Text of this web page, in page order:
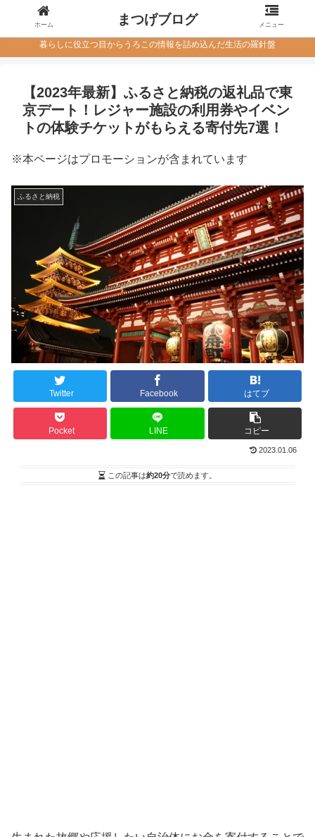
暮らしに役立つ目からうろこの情報を詰め込んだ生活の羅針盤
【2023年最新】ふるさと納税の返礼品で東
京デート！レジャー施設の利用券やイベン
トの体験チケットがもらえる寄付先7選！
※本ページはプロモーションが含まれています
ふるさと納税
Twitter Facebook はてブ
Pocket LINE コピー
2023.01.06
この記事は約20分で読めます。
ホーム まつげブログ メニュー